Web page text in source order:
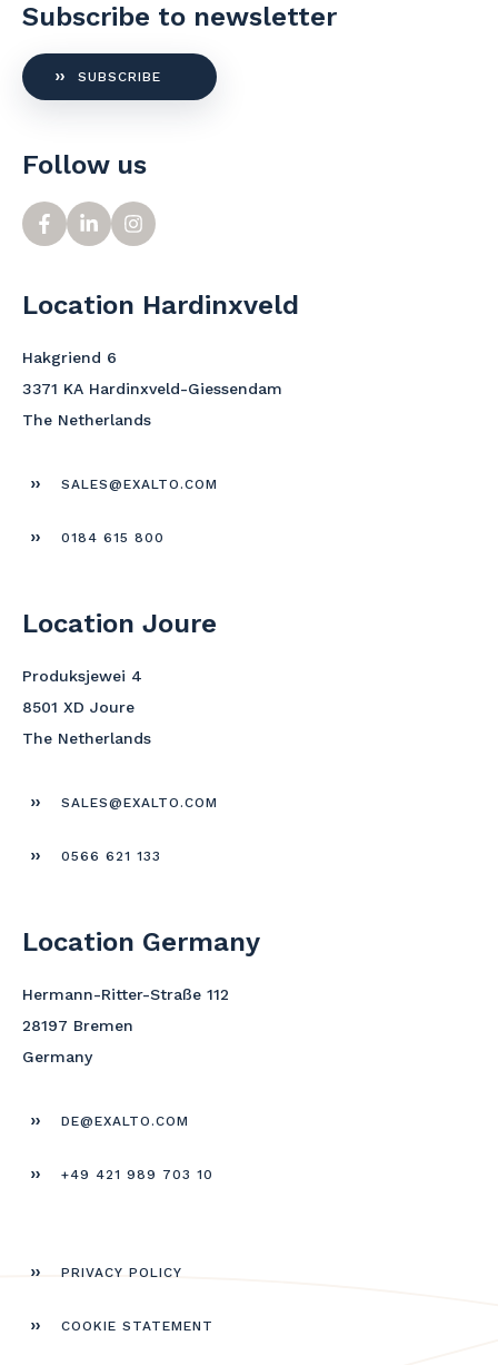
Subscribe to newsletter
SUBSCRIBE
Follow us
Location Hardinxveld
Hakgriend 6
3371 KA Hardinxveld-Giessendam
The Netherlands
SALES@EXALTO.COM
0184 615 800
Location Joure
Produksjewei 4
8501 XD Joure
The Netherlands
SALES@EXALTO.COM
0566 621 133
Location Germany
Hermann-Ritter-Straße 112
28197 Bremen
Germany
DE@EXALTO.COM
+49 421 989 703 10
PRIVACY POLICY
COOKIE STATEMENT